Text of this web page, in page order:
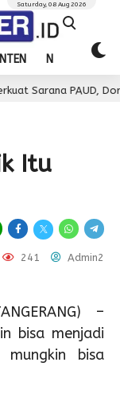
NASIONAL
Saturday, 08 Aug 2026
PAUD, Dorong
Itu
241 Admin2
–
bisa menjadi
mungkin bisa